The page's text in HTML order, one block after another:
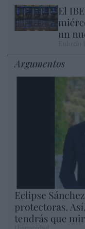
El
un
Argumentos
Eclipse
protectoras.
tendrás que